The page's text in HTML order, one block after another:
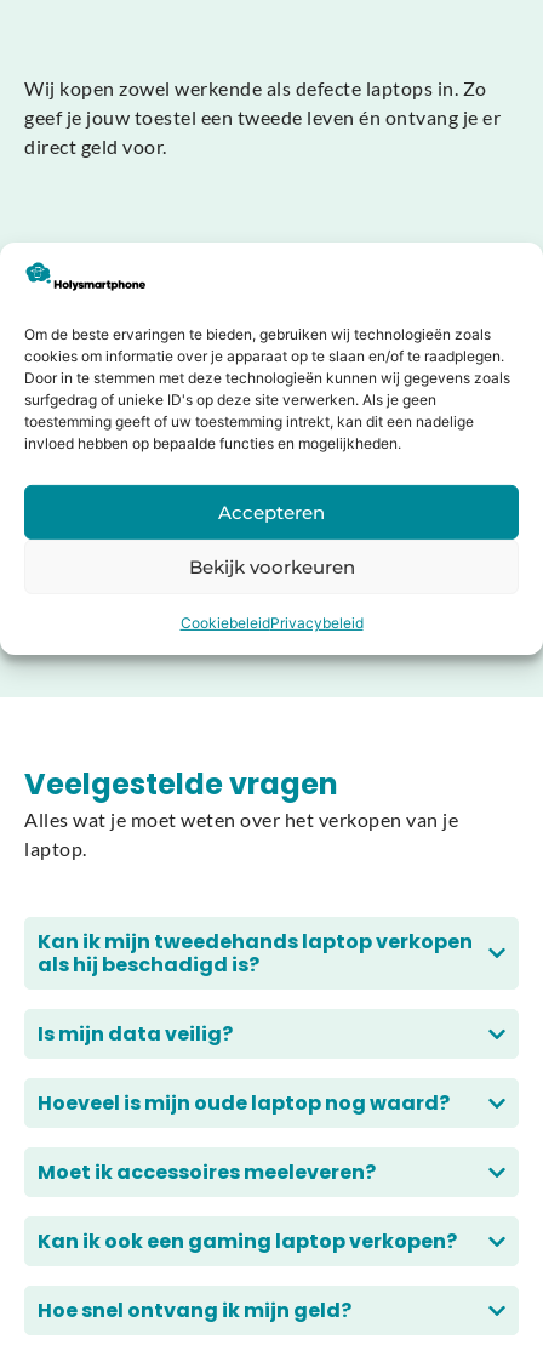
Om de beste ervaringen te bieden, gebruiken wij technologieën zoals
cookies om informatie over je apparaat op te slaan en/of te raadplegen.
Door in te stemmen met deze technologieën kunnen wij gegevens zoals
surfgedrag of unieke ID's op deze site verwerken. Als je geen
toestemming geeft of uw toestemming intrekt, kan dit een nadelige
invloed hebben op bepaalde functies en mogelijkheden.
Accepteren
Bekijk voorkeuren
CookiebeleidPrivacybeleid
Wij kopen zowel werkende als defecte laptops in. Zo
geef je jouw toestel een tweede leven én ontvang je er
direct geld voor.
Merk, leeftijd of accessoires maken niet uit. Zolang we
de laptop kunnen beoordelen, doen we een eerlijk bod.
Begin nu met verkopen
Veelgestelde vragen
Alles wat je moet weten over het verkopen van je
laptop.
Kan ik mijn tweedehands laptop verkopen
als hij beschadigd is?
Is mijn data veilig?
Hoeveel is mijn oude laptop nog waard?
Moet ik accessoires meeleveren?
Kan ik ook een gaming laptop verkopen?
Hoe snel ontvang ik mijn geld?